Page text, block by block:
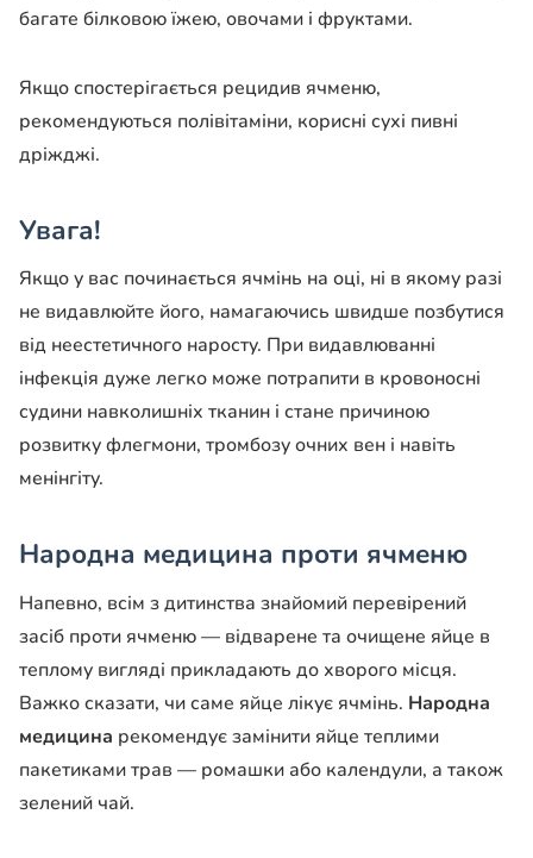
багате білковою їжею, овочами і фруктами.
Якщо спостерігається рецидив ячменю,
рекомендуються полівітаміни, корисні сухі пивні
дріжджі.
Увага!
Якщо у вас починається ячмінь на оці, ні в якому разі
не видавлюйте його, намагаючись швидше позбутися
від неестетичного наросту. При видавлюванні
інфекція дуже легко може потрапити в кровоносні
судини навколишніх тканин і стане причиною
розвитку флегмони, тромбозу очних вен і навіть
менінгіту.
Народна медицина проти ячменю
Напевно, всім з дитинства знайомий перевірений
засіб проти ячменю — відварене та очищене яйце в
теплому вигляді прикладають до хворого місця.
Важко сказати, чи саме яйце лікує ячмінь. Народна
медицина рекомендує замінити яйце теплими
пакетиками трав — ромашки або календули, а також
зелений чай.